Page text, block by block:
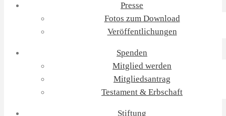
Presse
Fotos zum Download
Veröffentlichungen
Spenden
Mitglied werden
Mitgliedsantrag
Testament & Erbschaft
Stiftung